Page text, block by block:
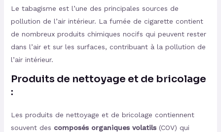
Le tabagisme est l’une des principales sources de
pollution de l’air intérieur. La fumée de cigarette contient
de nombreux produits chimiques nocifs qui peuvent rester
dans l’air et sur les surfaces, contribuant à la pollution de
l’air intérieur.
Produits de nettoyage et de bricolage
:
Les produits de nettoyage et de bricolage contiennent
souvent des composés organiques volatils(COV) qui